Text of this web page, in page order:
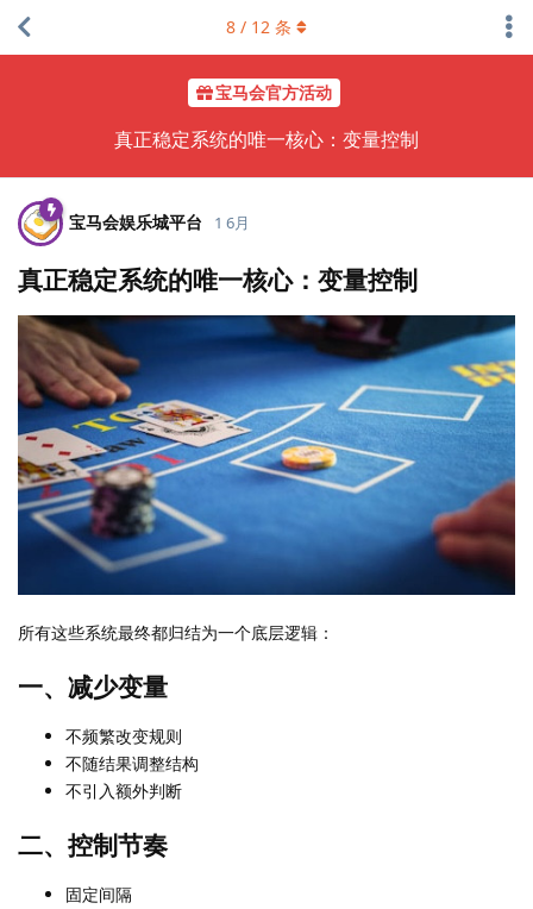
宝马会官方活动
真正稳定系统的唯一核心：变量控制
8 / 12 条
宝马会娱乐城平台 1 6月
真正稳定系统的唯一核心：变量控制
所有这些系统最终都归结为一个底层逻辑：
一、减少变量
不频繁改变规则
不随结果调整结构
不引入额外判断
二、控制节奏
固定间隔